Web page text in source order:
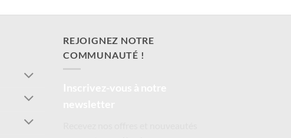
REJOIGNEZ NOTRE
COMMUNAUTÉ !